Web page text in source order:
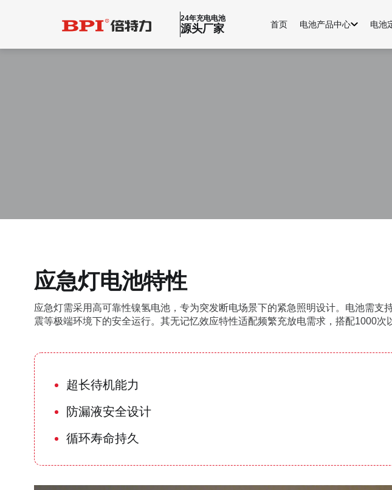
24年充电电池
源头厂家 首页 电池产品中心 电池
应急灯电池特性
应急灯需采用高可靠性镍氢电池，专为突发断电场景下的紧急照明设计。电池需
震等极端环境下的安全运行。其无记忆效应特性适配频繁充放电需求，搭配1000
超长待机能力
防漏液安全设计
循环寿命持久